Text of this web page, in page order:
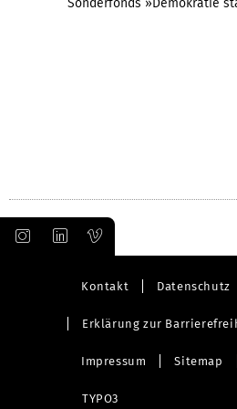
Sonderfonds »Demokratie
Kontakt Datenschutz
Erklärung zur
Impressum Sitemap
TYPO3